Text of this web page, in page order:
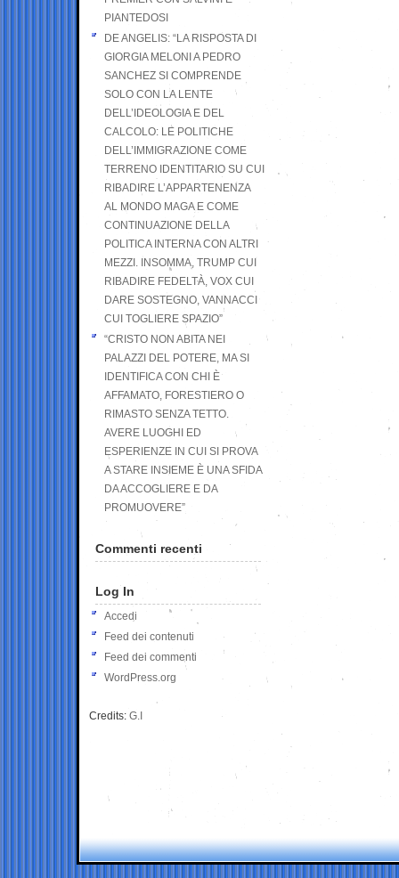
PIANTEDOSI
DE ANGELIS: “LA RISPOSTA DI
GIORGIA MELONI A PEDRO
SANCHEZ SI COMPRENDE
SOLO CON LA LENTE
DELL’IDEOLOGIA E DEL
CALCOLO: LE POLITICHE
DELL’IMMIGRAZIONE COME
TERRENO IDENTITARIO SU CUI
RIBADIRE L’APPARTENENZA
AL MONDO MAGA E COME
CONTINUAZIONE DELLA
POLITICA INTERNA CON ALTRI
MEZZI. INSOMMA, TRUMP CUI
RIBADIRE FEDELTÀ, VOX CUI
DARE SOSTEGNO, VANNACCI
CUI TOGLIERE SPAZIO”
“CRISTO NON ABITA NEI
PALAZZI DEL POTERE, MA SI
IDENTIFICA CON CHI È
AFFAMATO, FORESTIERO O
RIMASTO SENZA TETTO.
AVERE LUOGHI ED
ESPERIENZE IN CUI SI PROVA
A STARE INSIEME È UNA SFIDA
DA ACCOGLIERE E DA
PROMUOVERE”
Commenti recenti
Log In
Accedi
Feed dei contenuti
Feed dei commenti
WordPress.org
Credits: G.I